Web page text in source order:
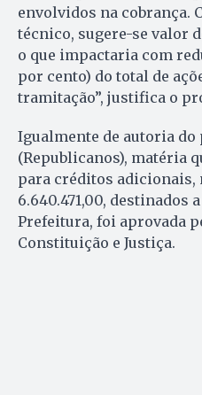
envolvidos na cobrança.
técnico, sugere-se valor
o que impactaria com
por cento) do total de
tramitação”, justifica o
Igualmente de autoria
(Republicanos), matéria
para créditos adicionais,
6.640.471,00, destinados
Prefeitura, foi aprovada
Constituição e Justiça.